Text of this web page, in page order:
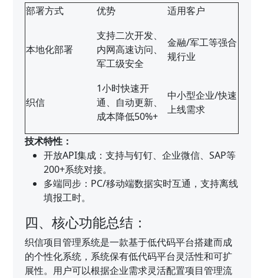
部署方式 优势 适用客户
本地化部署
支持二次开发、
内网高速访问、
军工级安全
金融/军工等强合
规行业
织信
1小时快速开
通、自动更新、
成本降低50%+
中小型企业/快速
上线需求
技术特性：
开放API集成：支持与钉钉、企业微信、SAP等
200+系统对接。
多端同步：PC/移动端数据实时互通，支持离线
填报工时。
四、核心功能总结：
织信项目管理系统是一款基于低代码平台搭建而成
的个性化系统，系统保有低代码平台灵活性和可扩
展性。用户可以根据企业需求灵活配置项目管理流